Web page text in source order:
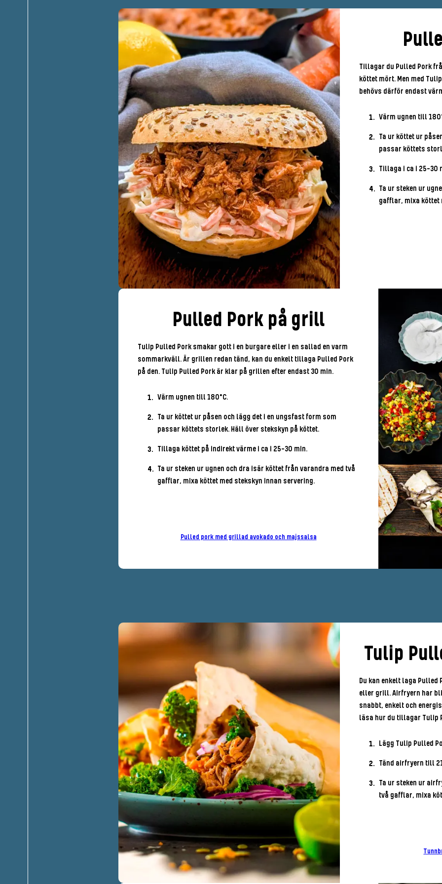
Tillagar du Pulled Pork
köttet mört. Men med
behövs därför endast
Värm ugnen till
Ta ur köttet ur
passar köttets
Tillaga i ca i 25-30
Ta ur steken ur
gafflar, mixa köttet
Pulled Pork på grill
Tulip Pulled Pork smakar gott i en burgare eller i en sallad en varm
sommarkväll. Är grillen redan tänd, kan du enkelt tillaga Pulled Pork
på den. Tulip Pulled Pork är klar på grillen efter endast 30 min.
Värm ugnen till 180°C.
Ta ur köttet ur påsen och lägg det i en ungsfast form som
passar köttets storlek. Häll över stekskyn på köttet.
Tillaga köttet på indirekt värme i ca i 25-30 min.
Ta ur steken ur ugnen och dra isär köttet från varandra med två
gafflar, mixa köttet med stekskyn innan servering.
Pulled pork med grillad avokado och majssalsa
Tulip
Du kan enkelt laga
eller grill. Airfryern har
snabbt, enkelt och
läsa hur du tillagar Tulip
Lägg Tulip Pulled
Tänd airfryern till
Ta ur steken ur
två gafflar, mixa